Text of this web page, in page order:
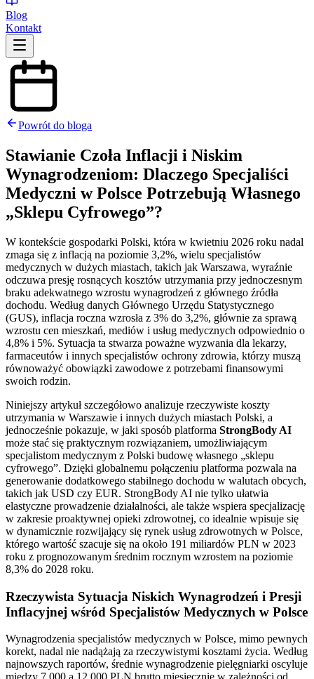
Blog
Kontakt
Powrót do bloga
Stawianie Czoła Inflacji i Niskim
Wynagrodzeniom: Dlaczego Specjaliści
Medyczni w Polsce Potrzebują Własnego
„Sklepu Cyfrowego”?
W kontekście gospodarki Polski, która w kwietniu 2026 roku nadal
zmaga się z inflacją na poziomie 3,2%, wielu specjalistów
medycznych w dużych miastach, takich jak Warszawa, wyraźnie
odczuwa presję rosnących kosztów utrzymania przy jednoczesnym
braku adekwatnego wzrostu wynagrodzeń z głównego źródła
dochodu. Według danych Głównego Urzędu Statystycznego
(GUS), inflacja roczna wzrosła z 3% do 3,2%, głównie za sprawą
wzrostu cen mieszkań, mediów i usług medycznych odpowiednio o
4,8% i 5%. Sytuacja ta stwarza poważne wyzwania dla lekarzy,
farmaceutów i innych specjalistów ochrony zdrowia, którzy muszą
równoważyć obowiązki zawodowe z potrzebami finansowymi
swoich rodzin.
Niniejszy artykuł szczegółowo analizuje rzeczywiste koszty
utrzymania w Warszawie i innych dużych miastach Polski, a
jednocześnie pokazuje, w jaki sposób platforma StrongBody AI
może stać się praktycznym rozwiązaniem, umożliwiającym
specjalistom medycznym z Polski budowę własnego „sklepu
cyfrowego”. Dzięki globalnemu połączeniu platforma pozwala na
generowanie dodatkowego stabilnego dochodu w walutach obcych,
takich jak USD czy EUR. StrongBody AI nie tylko ułatwia
elastyczne prowadzenie działalności, ale także wspiera specjalizację
w zakresie proaktywnej opieki zdrowotnej, co idealnie wpisuje się
w dynamicznie rozwijający się rynek usług zdrowotnych w Polsce,
którego wartość szacuje się na około 191 miliardów PLN w 2023
roku z prognozowanym średnim rocznym wzrostem na poziomie
8,3% do 2028 roku.
Rzeczywista Sytuacja Niskich Wynagrodzeń i Presji
Inflacyjnej wśród Specjalistów Medycznych w Polsce
Wynagrodzenia specjalistów medycznych w Polsce, mimo pewnych
korekt, nadal nie nadążają za rzeczywistymi kosztami życia. Według
najnowszych raportów, średnie wynagrodzenie pielęgniarki oscyluje